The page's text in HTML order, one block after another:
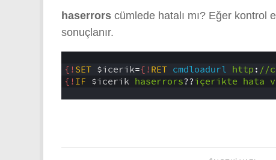
haserrors cümlede hatalı mı? Eğer
sonuçlanır.
{!SET $icerik={!RET cmdloadurl http: //
{!IF $icerik haserrors??içerikte hata